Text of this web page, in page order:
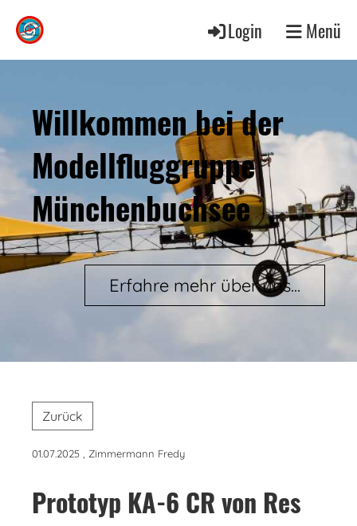
Login Menü
Willkommen bei der
Modellfluggruppe
Münchenbuchsee
Erfahre mehr über uns...
Zurück
01.07.2025 , Zimmermann Fredy
Prototyp KA-6 CR von Res